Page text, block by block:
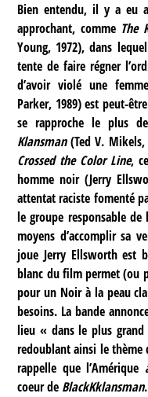
Bien entendu, il y a eu
approchant, comme The
Young, 1972), dans
tente de faire régner
d’avoir violé une
Parker, 1989) est peut-
se rapproche le plus de
Klansman(Ted V.
Crossed the Color Line,
homme noir (Jerry
attentat raciste fomenté
le groupe responsable
moyens d’accomplir sa
joue Jerry Ellsworth est
blanc du film permet (ou
pour un Noir à la peau
besoins. La bande
lieu « dans le plus
redoublant ainsi le thème
rappelle que l’Amérique
coeur de BlackKklansman.